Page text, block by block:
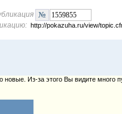
http://pokazuha.ru/view/
Из-за этого Вы видите много